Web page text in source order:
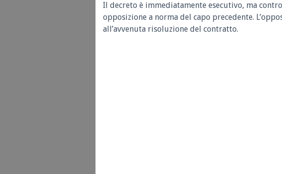
Il decreto è immediatamente esecutivo, ma
opposizione a norma del capo precedente.
all’avvenuta risoluzione del contratto.